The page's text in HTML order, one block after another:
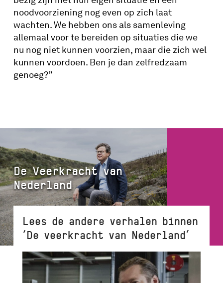
noodvoorziening nog even op zich laat
wachten.We hebben ons als samenleving
allemaal voor te bereiden op situaties die we
nu nog niet kunnen voorzien, maar die zich wel
kunnen voordoen. Ben je dan zelfredzaam
genoeg?”
De Veerkracht van
Nederland
Lees de andere verhalen binnen
‘De veerkracht van Nederland’